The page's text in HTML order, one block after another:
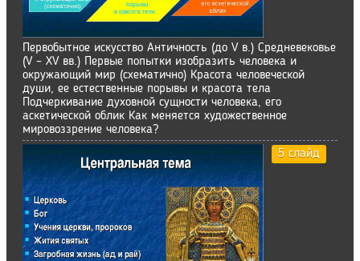
Первобытное искусство Античность (до V в.) Средневековье
(V – XV вв.) Первые попытки изобразить человека и
окружающий мир (схематично) Красота человеческой
души, ее естественные порывы и красота тела
Подчеркивание духовной сущности человека, его
аскетической облик Как меняется художественное
мировоззрение человека?
5 слайд